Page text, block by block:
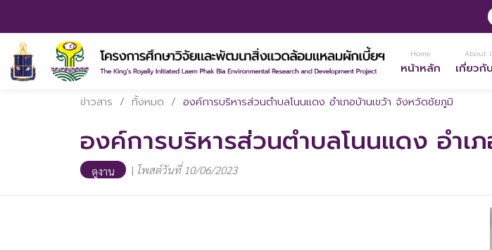
Home
หน้าหลัก
About
เกี่ยวกั
ข่าวสาร / ทั้งหมด / องค์การบริหารส่วนตำบลโนนแดง อำเภอบ้านเขว้า จังหวัดชัยภูมิ
องค์การบริหารส่วนตำบลโนนแดง อำเ
ดูงาน | โพสต์วันที่ 10/06/2023